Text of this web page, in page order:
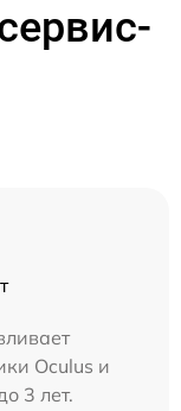
Oculus и
3 лет.